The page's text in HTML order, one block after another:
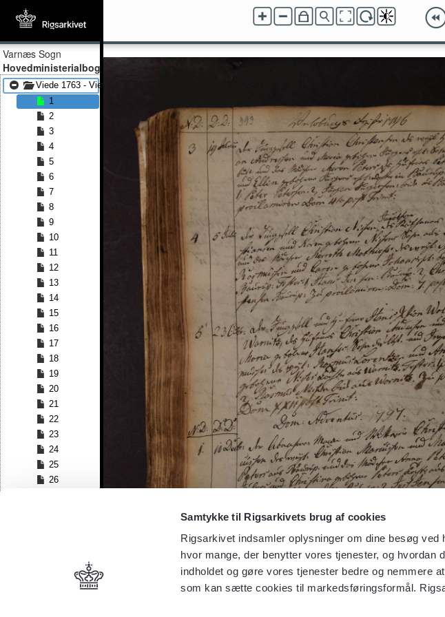
Samtykke til Rigsarkivets brug af cookies
Rigsarkivet indsamler oplysninger om dine besøg
hvor mange, der benytter vores tjenester, og hvordan
indholdet og gøre vores tjenester bedre og nemmere
som kan sætte cookies til markedsføringsformål.
Varnæs Sogn
Hovedministerialbog
Viede 1763 - Viede 1827
1
2
3
4
5
6
7
8
9
10
11
12
13
14
15
16
17
18
19
20
21
22
23
24
25
26